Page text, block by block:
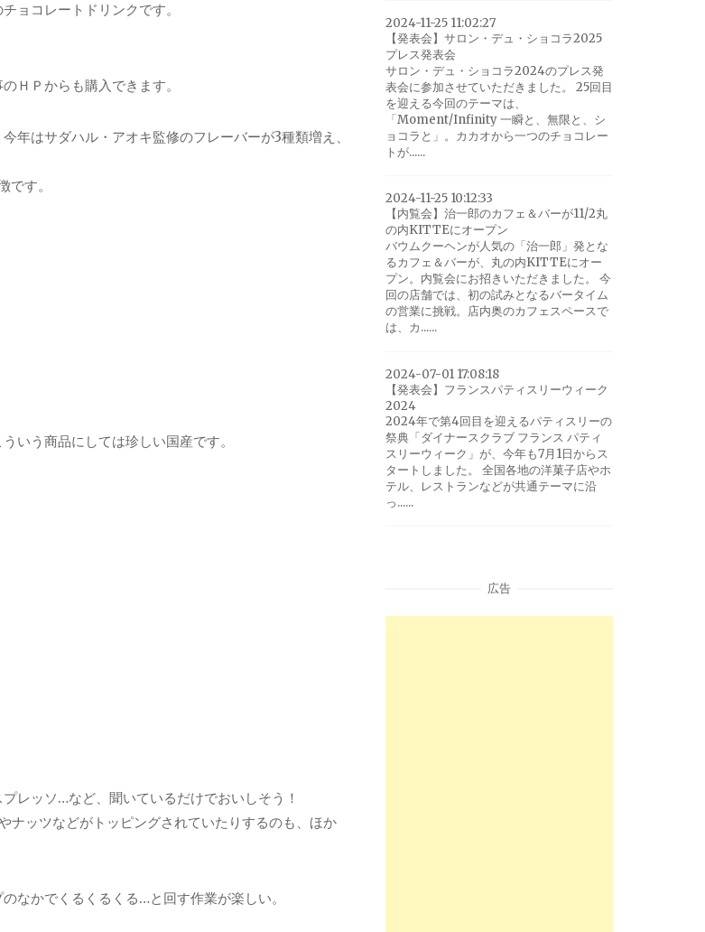
ョコレートドリンクです。
ＨＰからも購入できます。
年はサダハル・アオキ監修のフレーバーが3種類増え、
す。
いう商品にしては珍しい国産です。
レッソ…など、聞いているだけでおいしそう！
ナッツなどがトッピングされていたりするのも、ほか
なかでくるくるくる…と回す作業が楽しい。
2024-11-25 11:02:27
【発表会】サロン・デュ・ショコラ2025
プレス発表会
サロン・デュ・ショコラ2024のプレス発
表会に参加させていただきました。 25回目
を迎える今回のテーマは、
「Moment/Infinity 一瞬と、無限と、シ
ョコラと」。カカオから一つのチョコレー
トが......
2024-11-25 10:12:33
【内覧会】治一郎のカフェ＆バーが11/2丸
の内KITTEにオープン
バウムクーヘンが人気の「治一郎」発とな
るカフェ＆バーが、丸の内KITTEにオー
プン。内覧会にお招きいただきました。 今
回の店舗では、初の試みとなるバータイム
の営業に挑戦。店内奥のカフェスペースで
は、カ......
2024-07-01 17:08:18
【発表会】フランスパティスリーウィーク
2024
2024年で第4回目を迎えるパティスリーの
祭典「ダイナースクラブ フランス パティ
スリーウィーク」が、今年も7月1日からス
タートしました。 全国各地の洋菓子店やホ
テル、レストランなどが共通テーマに沿
っ......
広告